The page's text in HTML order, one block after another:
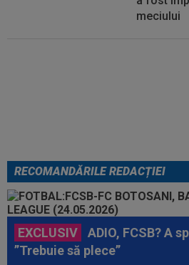
meciului
RECOMANDĂRILE REDACȚIEI
EXCLUSIV
ADIO, FCSB? A
”Trebuie să plece”